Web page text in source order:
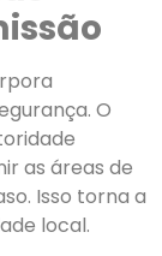
O
as áreas de
Isso torna a
local.